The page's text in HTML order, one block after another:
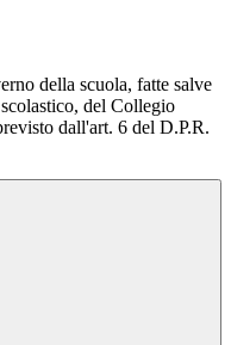
della scuola, fatte salve
del Collegio
dall'art. 6 del D.P.R.